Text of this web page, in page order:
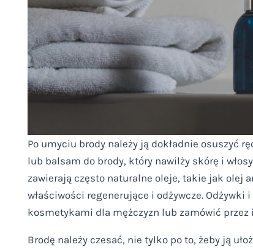
Po umyciu brody należy ją dokładnie osuszyć
lub balsam do brody, który nawilży skórę i
zawierają często naturalne oleje, takie jak olej
właściwości regenerujące i odżywcze.
kosmetykami dla mężczyzn lub zamówić przez
Brodę należy czesać, nie tylko po to, żeby ją